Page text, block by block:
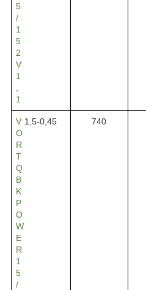
5
/
1
5
2
V
1
1
V
O
R
T
Q
B
K
P
O
W
E
R
1
5
/
1,5-0,45 740